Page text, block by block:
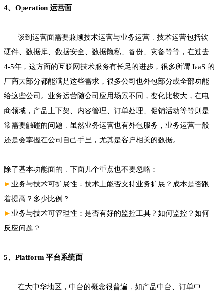
4、Operation 运营面
谈到运营面需要兼顾技术运营与业务运营，技术运营包括软
硬件、数据库、数据安全、数据隐私、备份、灾备等等，在过去
4-5年，这方面的互联网技术服务有长足的进步，很多所谓 IaaS 的
厂商大部分都能满足这些需求，很多公司也外包部分或全部功能
给这些公司。业务运营随公司应用场景不同，变化比较大，在电
商领域，产品上下架、内容管理、订单处理、促销活动等等则是
常需要触碰的问题，虽然业务运营也有外包服务，业务运营一般
还是会掌握在公司自己手里，尤其是客户相关的数据。
除了基本功能面的，下面几个重点也不要忽略：
►业务与技术可扩展性：技术上能否支持业务扩展？成本是否跟
着提高？多少比例？
►业务与技术可管理性：是否有好的监控工具？如何监控？如何
反应问题？
5、Platform 平台系统面
在大中华地区，中台的概念很普遍，如产品中台、订单中